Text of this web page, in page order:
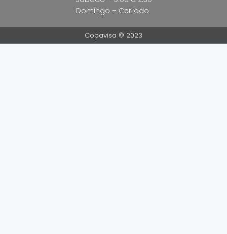
Domingo – Cerrado
Copavisa © 2023